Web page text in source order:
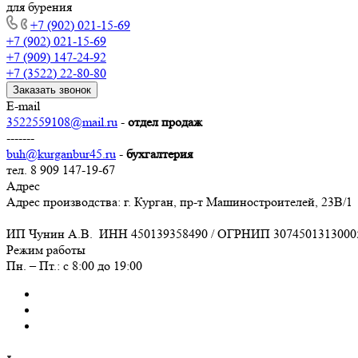
для бурения
+7 (902) 021-15-69
+7 (902) 021-15-69
+7 (909) 147-24-92
+7 (3522) 22-80-80
Заказать звонок
E-mail
3522559108@mail.ru - отдел продаж
-------
buh@kurganbur45.ru - бухгалтерия
тел. 8 909 147-19-67
Адрес
Адрес производства: г. Курган, пр-т Машиностроителей, 23В/1
ИП Чунин А.В. ИНН 450139358490 / ОГРНИП
Режим работы
Пн. – Пт.: с 8:00 до 19:00